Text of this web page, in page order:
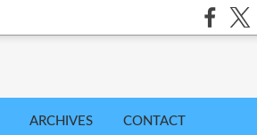
ARCHIVES CONTACT